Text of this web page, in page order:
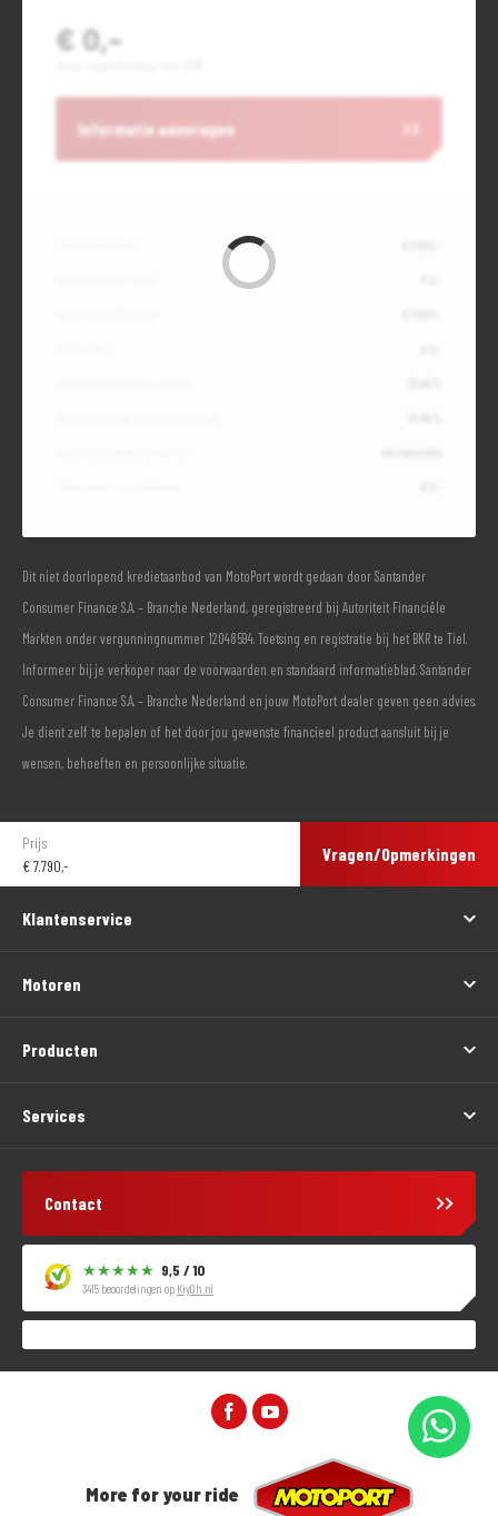
€ 0,-
Informatie aanvragen
Dit niet doorlopend kredietaanbod van MotoPort wordt gedaan door Santander
Consumer Finance S.A. – Branche Nederland, geregistreerd bij Autoriteit Financiële
Markten onder vergunningnummer 12048594. Toetsing en registratie bij het BKR te Tiel.
Informeer bij je verkoper naar de voorwaarden en standaard informatieblad. Santander
Consumer Finance S.A. – Branche Nederland en jouw MotoPort dealer geven geen advies.
Je dient zelf te bepalen of het door jou gewenste financieel product aansluit bij je
wensen, behoeften en persoonlijke situatie.
Prijs
€7.790,-
Vragen/Opmerkingen
Klantenservice
Motoren
Producten
Services
Contact
9,5 / 10
3415 beoordelingen op KiyOh.nl
More for your ride